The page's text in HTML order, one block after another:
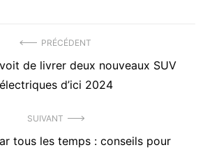
PRÉCÉDENT
de livrer deux nouveaux SUV
électriques d’ici 2024
SUIVANT
tous les temps : conseils pour